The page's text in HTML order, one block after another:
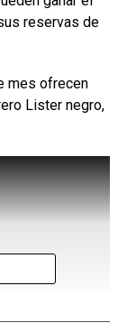
reservas de
mes ofrecen
Lister negro,